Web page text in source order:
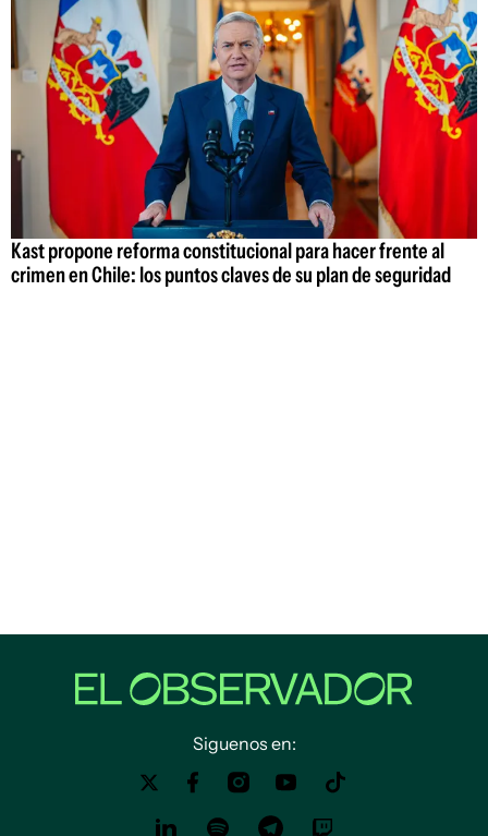
Kast propone reforma constitucional para hacer frente al
crimen en Chile: los puntos claves de su plan de seguridad
Siguenos en: